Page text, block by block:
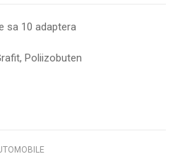
sa 10 adaptera
Poliizobuten